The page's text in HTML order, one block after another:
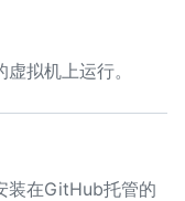
拟机上运行。
装在GitHub托管的